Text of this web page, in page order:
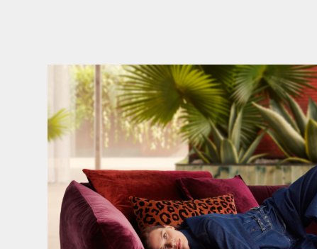
Den Kopf anlehnen. Die Gedanken auf Reisen...
55 0